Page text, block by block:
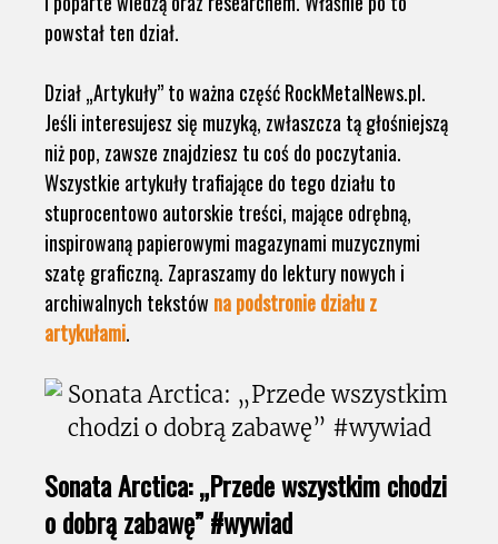
powstał ten dział.
Dział „Artykuły” to ważna część RockMetalNews.pl.
Jeśli interesujesz się muzyką, zwłaszcza tą głośniejszą
niż pop, zawsze znajdziesz tu coś do poczytania.
Wszystkie artykuły trafiające do tego działu to
stuprocentowo autorskie treści, mające odrębną,
inspirowaną papierowymi magazynami muzycznymi
szatę graficzną. Zapraszamy do lektury nowych i
archiwalnych tekstów na podstronie działu z
artykułami.
Sonata Arctica: „Przede wszystkim chodzi
o dobrą zabawę” #wywiad